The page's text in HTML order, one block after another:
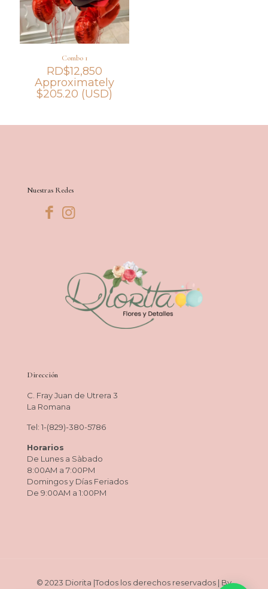
Combo 1
RD$12,850
Approximately
$205.20 (USD)
Nuestras Redes
Dirección
C. Fray Juan de Utrera 3
La Romana
Tel: 1-(829)-380-5786
Horarios
De Lunes a Sàbado
8:00AM a 7:00PM
Domingos y Días Feriados
De 9:00AM a 1:00PM
© 2023 Diorita |Todos los derechos reservados | By